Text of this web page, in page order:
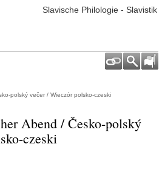
Slavische Philologie - Slavistik
polský večer / Wieczór polsko-czeski
Abend / Česko-polský
czeski